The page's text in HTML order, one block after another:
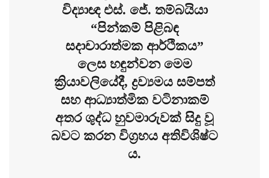
විද්‍යාඥ එස්. ජේ. තම්බයියා
“පින්කම් පිළිබඳ
සදාචාරාත්මක ආර්ථිකය”
ලෙස හඳුන්වන මෙම
ක්‍රියාවලියේදී, ද්‍රව්‍යමය සම්පත්
සහ ආධ්‍යාත්මික වටිනාකම්
අතර ශුද්ධ හුවමාරුවක් සිදු වූ
බවට කරන විග්‍රහය අතිවිශිෂ්ට
ය.